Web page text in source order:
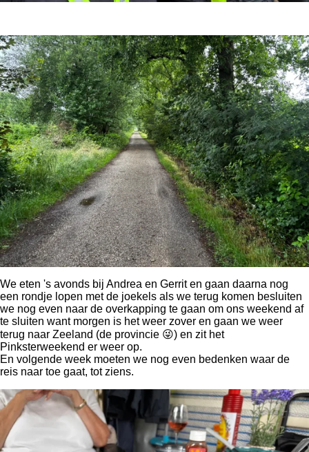
We eten 's avonds bij Andrea en Gerrit en gaan daarna nog
een rondje lopen met de joekels als we terug komen besluiten
we nog even naar de overkapping te gaan om ons weekend af
te sluiten want morgen is het weer zover en gaan we weer
terug naar Zeeland (de provincie 😜) en zit het
Pinksterweekend er weer op.
En volgende week moeten we nog even bedenken waar de
reis naar toe gaat, tot ziens.